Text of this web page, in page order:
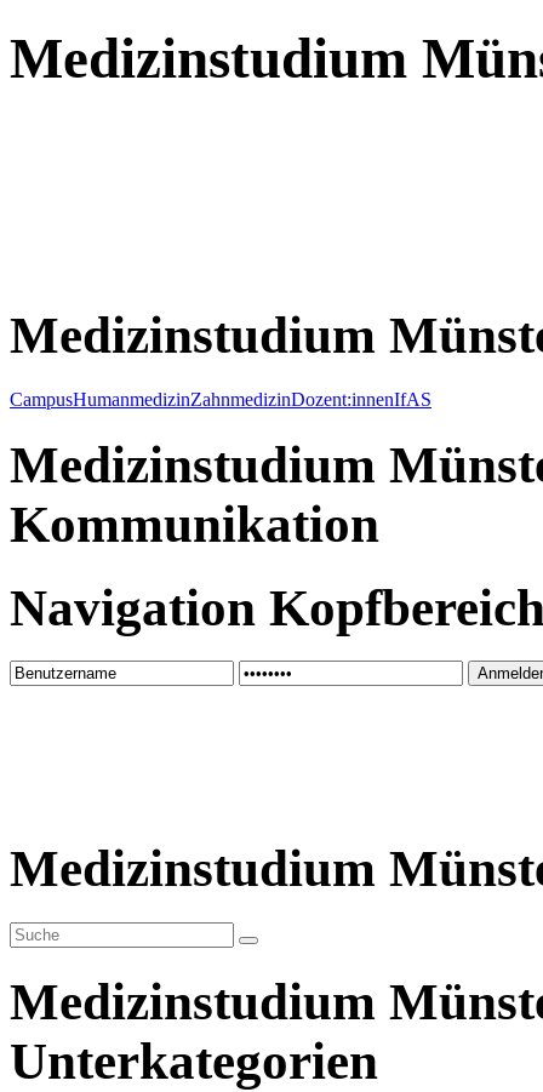
Medizinstudium
Medizinstudium
CampusHumanmedizinZahnmedizinDozent:innenIfAS
Medizinstudium
Kommunikation
Navigation
Medizinstudium
Medizinstudium
Unterkategorien